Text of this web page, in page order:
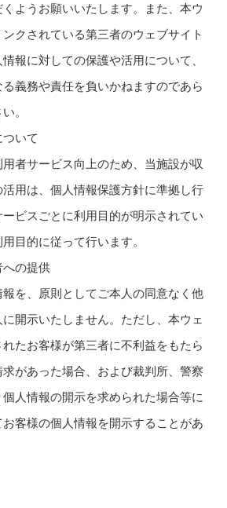
ようお願いいたします。また、本ウ
クされている第三者のウェブサイト
報に対しての保護や活用について、
義務や責任を負いかねますのであら
。
いて
者サービス向上のため、当施設が収
用は、個人情報保護方針に準拠し行
ビスごとに利用目的が明示されてい
目的に従って行います。
の提供
を、原則としてご本人の同意なく他
開示いたしません。ただし、本ウェ
たお客様が第三者に不利益をもたら
求があった場合、および裁判所、警察
人情報の開示を求められた場合等に
客様の個人情報を開示することがあ